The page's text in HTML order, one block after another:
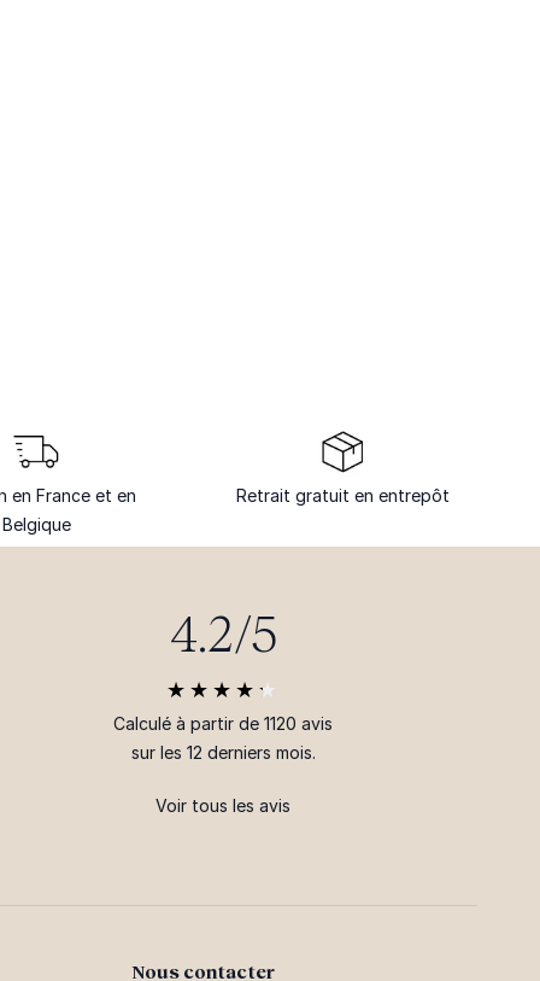
en France et en
Belgique
Retrait gratuit en entrepôt
4.2/5
Calculé à partir de 1120 avis
sur les 12 derniers mois.
Voir tous les avis
Nous contacter